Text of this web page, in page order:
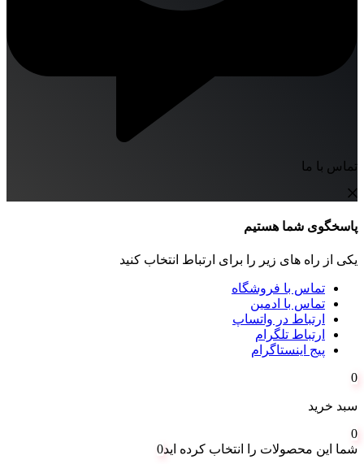
تماس با ما
پاسخگوی شما هستیم
یکی از راه های زیر را برای ارتباط انتخاب کنید
تماس با فروشگاه
تماس با ادمین
ارتباط در واتساپ
ارتباط تلگرام
پیج اینستاگرام
0
سبد خرید
0
شما این محصولات را انتخاب کرده اید0